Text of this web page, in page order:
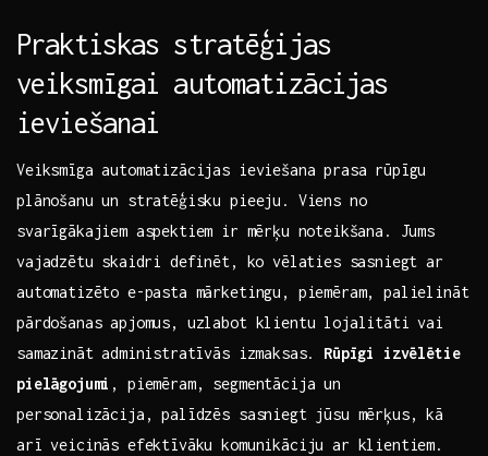
Praktiskas stratēģijas⁤
veiksmīgai automatizācijas
ieviešanai
Veiksmīga ‌automatizācijas ieviešana prasa rūpīgu
plānošanu un stratēģisku pieeju. Viens no
svarīgākajiem aspektiem ir⁢ mērķu​ noteikšana. Jums⁢
vajadzētu ⁣skaidri definēt, ko vēlaties sasniegt ar⁤
automatizēto ‌e-pasta mārketingu, piemēram, palielināt​
pārdošanas‌ apjomus,​ uzlabot klientu lojalitāti vai
samazināt ⁢administratīvās izmaksas. Rūpīgi izvēlētie
pielāgojumi , ‌piemēram, segmentācija⁤ un
personalizācija, palīdzēs​ sasniegt jūsu mērķus, kā
arī veicinās‌ efektīvāku komunikāciju ar klientiem.